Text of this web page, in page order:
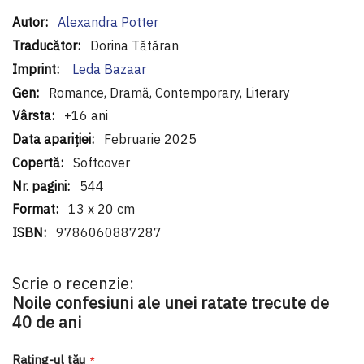
Informaţii
suplimentare
Alexandra Potter
Dorina Tătăran
Leda Bazaar
Romance, Dramă, Contemporary, Literary
+16 ani
Februarie 2025
Softcover
544
13 x 20 cm
9786060887287
Scrie o recenzie:
Noile confesiuni ale unei ratate trecute de
40 de ani
Rating-ul tău